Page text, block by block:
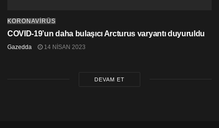
KORONAVİRÜS
COVID-19’un daha bulaşıcı Arcturus varyantı duyuruldu
Gazedda 14 NISAN 2023
DEVAM ET